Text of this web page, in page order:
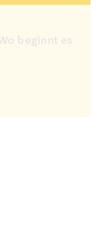
beginnt es